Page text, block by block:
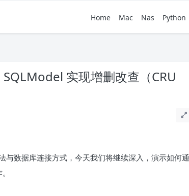
Home Mac Nas Python
实现增删改查（CRU
与数据库连接方式，今天我们将继续深入，演示如何通